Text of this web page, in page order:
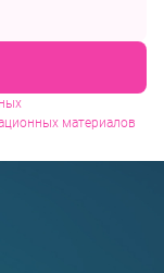
материалов